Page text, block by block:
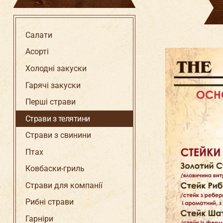
Салати
Асорті
Холодні закуски
Гарячі закуски
Перші страви
Страви з телятини
Страви з свинини
Птах
Ковбаски-гриль
Страви для компанії
Рибні страви
Гарніри